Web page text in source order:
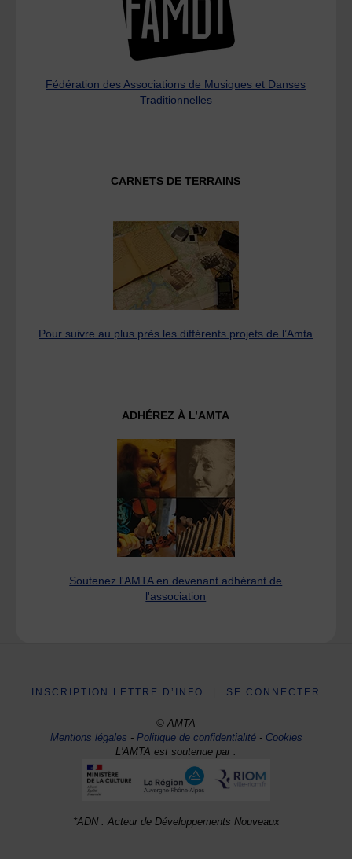
Fédération des Associations de Musiques et Danses
Traditionnelles
CARNETS DE TERRAINS
Pour suivre au plus près les différents projets de l’Amta
ADHÉREZ À L’AMTA
Soutenez l'AMTA en devenant adhérant de
l'association
INSCRIPTION LETTRE D’INFO SE CONNECTER
© AMTA
Mentions légales -Politique de confidentialité- Cookies
L'AMTA est soutenue par :
*ADN : Acteur de Développements Nouveaux